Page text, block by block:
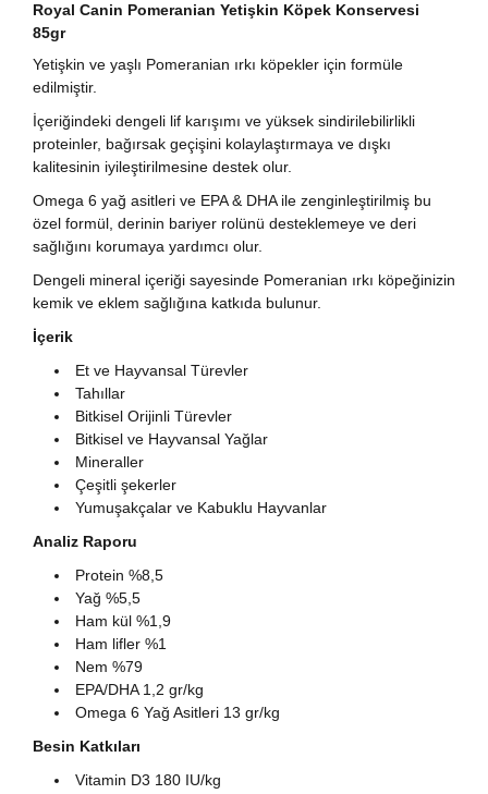
Royal Canin Pomeranian Yetişkin Köpek Konservesi
85gr
Yetişkin ve yaşlı Pomeranian ırkı köpekler için formüle
edilmiştir.
İçeriğindeki dengeli lif karışımı ve yüksek sindirilebilirlikli
proteinler, bağırsak geçişini kolaylaştırmaya ve dışkı
kalitesinin iyileştirilmesine destek olur.
Omega 6 yağ asitleri ve EPA & DHA ile zenginleştirilmiş bu
özel formül, derinin bariyer rolünü desteklemeye ve deri
sağlığını korumaya yardımcı olur.
Dengeli mineral içeriği sayesinde Pomeranian ırkı köpeğinizin
kemik ve eklem sağlığına katkıda bulunur.
İçerik
Et ve Hayvansal Türevler
Tahıllar
Bitkisel Orijinli Türevler
Bitkisel ve Hayvansal Yağlar
Mineraller
Çeşitli şekerler
Yumuşakçalar ve Kabuklu Hayvanlar
Analiz Raporu
Protein %8,5
Yağ %5,5
Ham kül %1,9
Ham lifler %1
Nem %79
EPA/DHA 1,2 gr/kg
Omega 6 Yağ Asitleri 13 gr/kg
Besin Katkıları
Vitamin D3 180 IU/kg